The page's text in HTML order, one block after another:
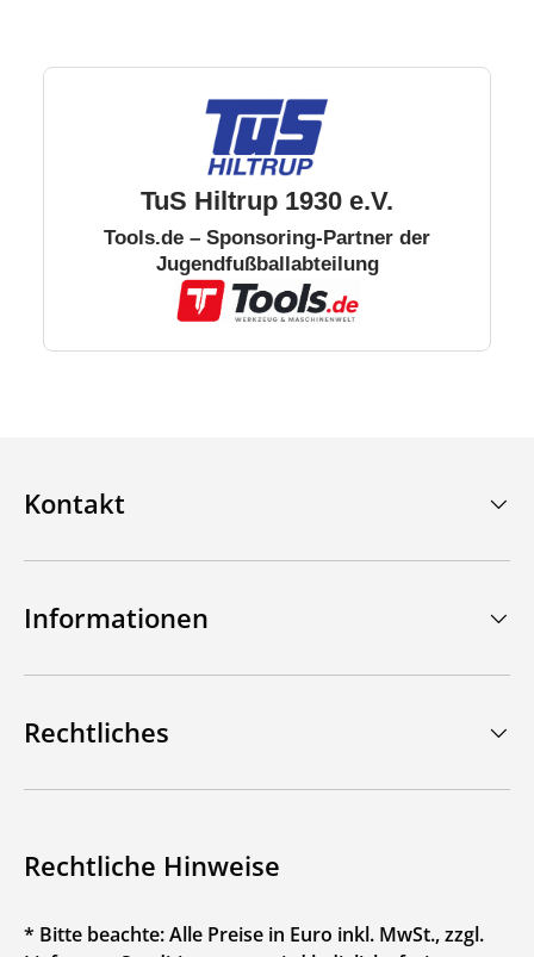
TuS Hiltrup 1930 e.V.
Tools.de – Sponsoring-Partner der
Jugendfußballabteilung
Kontakt
Informationen
Rechtliches
Rechtliche Hinweise
* Bitte beachte: Alle Preise in Euro inkl. MwSt., zzgl.